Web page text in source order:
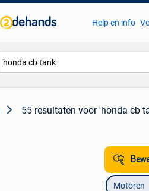
Help en info
55 resultaten voor 'honda cb
Motoren